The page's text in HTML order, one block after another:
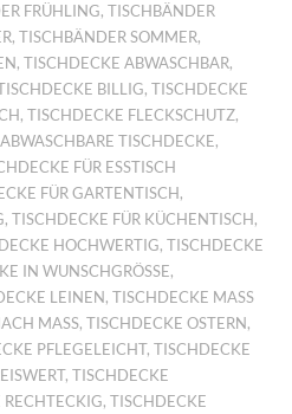
FRÜHLING,TISCHBÄNDER
,TISCHBÄNDER SOMMER,
,TISCHDECKE ABWASCHBAR,
BILLIG,TISCHDECKE
,TISCHDECKE FLECKSCHUTZ,
TISCHDECKE,
FÜR ESSTISCH
FÜR GARTENTISCH,
,TISCHDECKE FÜR KÜCHENTISCH,
HOCHWERTIG,TISCHDECKE
IN WUNSCHGRÖSSE
,
LEINEN,TISCHDECKE MASS B
MASS ,TISCHDECKE OSTERN,
PFLEGELEICHT,TISCHDECKE
,TISCHDECKE
,TISCHDECKE